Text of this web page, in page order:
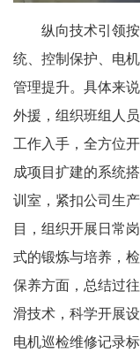
纵向技术引领
统、控制保护、电
管理提升。具体来
外援，组织班组人
工作入手，全方位
成项目扩建的系统
训室，紧扣公司生
目，组织开展日常
式的锻炼与培养，
保养方面，总结过
滑技术，科学开展
电机巡检维修记录